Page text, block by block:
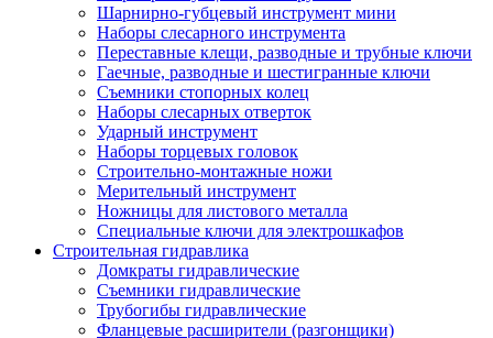
Шарнирно-губцевый инструмент мини
Наборы слесарного инструмента
Переставные клещи, разводные и трубные ключи
Гаечные, разводные и шестигранные ключи
Съемники стопорных колец
Наборы слесарных отверток
Ударный инструмент
Наборы торцевых головок
Строительно-монтажные ножи
Мерительный инструмент
Ножницы для листового металла
Специальные ключи для электрошкафов
Строительная гидравлика
Домкраты гидравлические
Съемники гидравлические
Трубогибы гидравлические
Фланцевые расширители (разгонщики)